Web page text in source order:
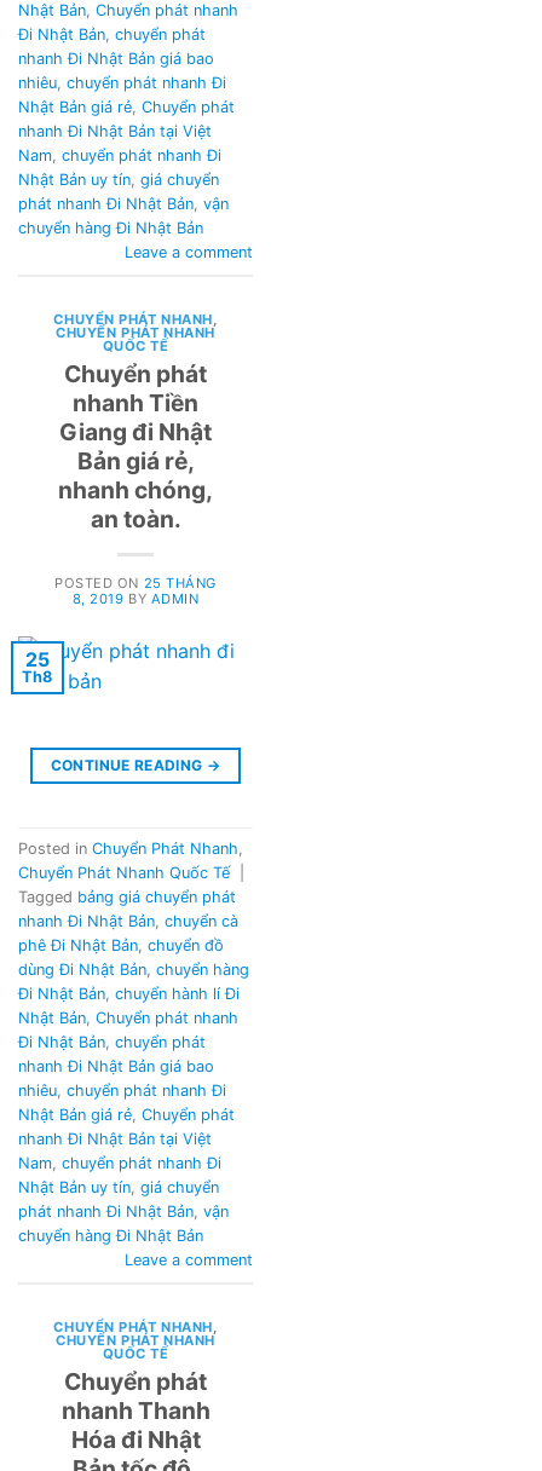
Nhật Bản, Chuyển phát nhanh
Đi Nhật Bản, chuyển phát
nhanh Đi Nhật Bản giá bao
nhiêu, chuyển phát nhanh Đi
Nhật Bản giá rẻ, Chuyển phát
nhanh Đi Nhật Bản tại Việt
Nam, chuyển phát nhanh Đi
Nhật Bản uy tín, giá chuyển
phát nhanh Đi Nhật Bản, vận
chuyển hàng Đi Nhật Bản
Leave a comment
CHUYỂN PHÁT NHANH,
CHUYỂN PHÁT NHANH
QUỐC TẾ
Chuyển phát
nhanh Tiền
Giang đi Nhật
Bản giá rẻ,
nhanh chóng,
an toàn.
POSTED ON 25 THÁNG
8, 2019 BY ADMIN
25
Th8
CONTINUE READING →
Posted in Chuyển Phát Nhanh
Chuyển Phát Nhanh Quốc Tế
Tagged bảng giá chuyển phát
nhanh Đi Nhật Bản chuyển cà
phê Đi Nhật Bản chuyển đồ
dùng Đi Nhật Bản chuyển hàng
Đi Nhật Bản chuyển hành lí Đi
Nhật Bản Chuyển phát nhanh
Đi Nhật Bản chuyển phát
nhanh Đi Nhật Bản giá bao
nhiêu chuyển phát nhanh Đi
Nhật Bản giá rẻ Chuyển phát
nhanh Đi Nhật Bản tại Việt
Nam chuyển phát nhanh Đi
Nhật Bản uy tín giá chuyển
phát nhanh Đi Nhật Bản vận
chuyển hàng Đi Nhật Bản
Leave a comment
CHUYỂN PHÁT NHANH
CHUYỂN PHÁT NHANH
QUỐC TẾ
Chuyển phát
nhanh Thanh
Hóa đi Nhật